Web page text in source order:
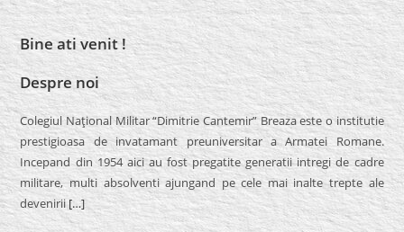
Bine ati venit !
Despre noi
Colegiul Naţional Militar “Dimitrie Cantemir” Breaza este o institutie
prestigioasa de invatamant preuniversitar a Armatei Romane.
Incepand din 1954 aici au fost pregatite generatii intregi de cadre
militare, multi absolventi ajungand pe cele mai inalte trepte ale
devenirii […]